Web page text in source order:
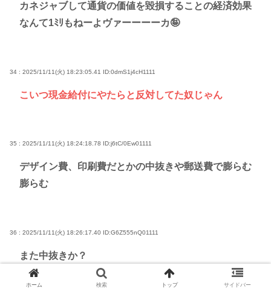
カネジャブして通貨の価値を毀損することの経済効果
なんて1ﾐﾘもねーよヴァーーーーカ🤪
34 : 2025/11/11(火) 18:23:05.41 ID:0dmS1j4cH1111
こいつ現金給付にやたらと反対してた奴じゃん
35 : 2025/11/11(火) 18:24:18.78 ID:j6tC/0Ew01111
デザイン費、印刷費だとかの中抜きや郵送費で膨らむ
膨らむ
36 : 2025/11/11(火) 18:26:17.40 ID:G6Z555nQ01111
また中抜きか？
今度はどこが儲かるんだ？
ホーム 検索 トップ サイドバー